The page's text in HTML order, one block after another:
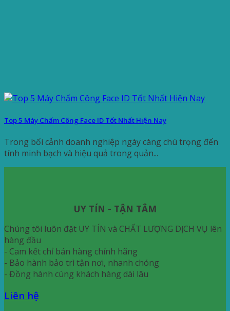
Top 5 Máy Chấm Công Face ID Tốt Nhất Hiện Nay
Trong bối cảnh doanh nghiệp ngày càng chú trọng đến
tính minh bạch và hiệu quả trong quản...
UY TÍN - TẬN TÂM
Chúng tôi luôn đặt UY TÍN và CHẤT LƯỢNG DỊCH VỤ lên
hàng đầu
- Cam kết chỉ bán hàng chính hãng
- Bảo hành bảo trì tận nơi, nhanh chóng
- Đồng hành cùng khách hàng dài lâu
Liên hệ